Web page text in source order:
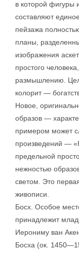
в которой фигуры
составляют
пейзажа
планы,
изображения
простого
размышлению.
колорит —
Новое,
образов —
примером может
произведений —
предельной
нежностью
светом. Это
живописи.
Босх. Особое
принадлежит
Иерониму ван
Босха (ок.